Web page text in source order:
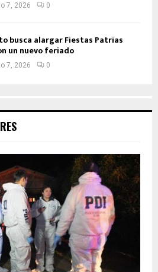
7, 2026 0
busca alargar Fiestas Patrias
un nuevo feriado
7, 2026 0